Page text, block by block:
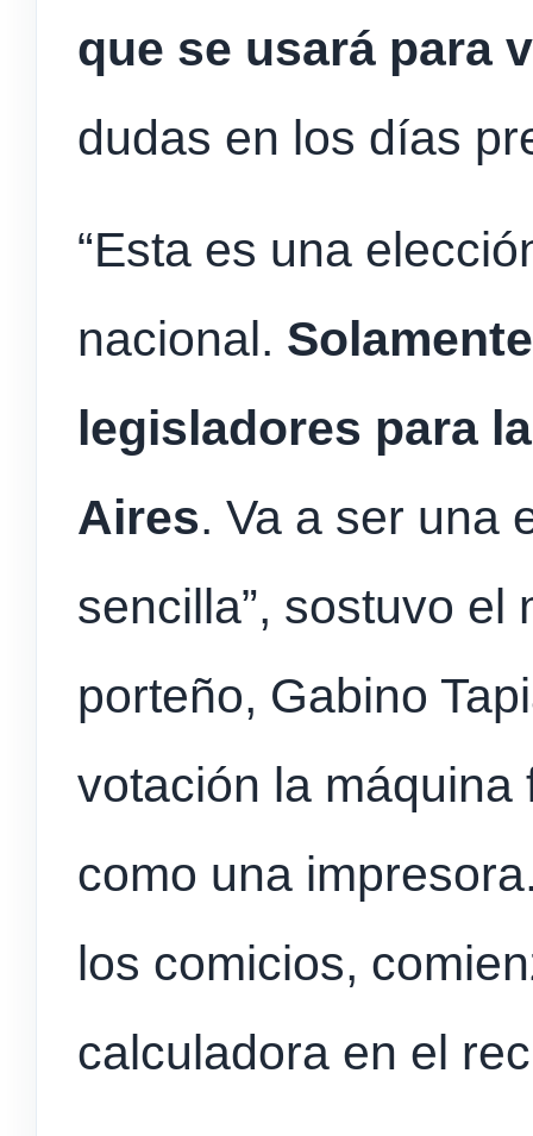
que se usará para
dudas en los días
“Esta es una
nacional.
legisladores para
Aires. Va a ser una
sencilla”, sostuvo el
porteño, Gabino
votación la
como una
los comicios,
calculadora en el